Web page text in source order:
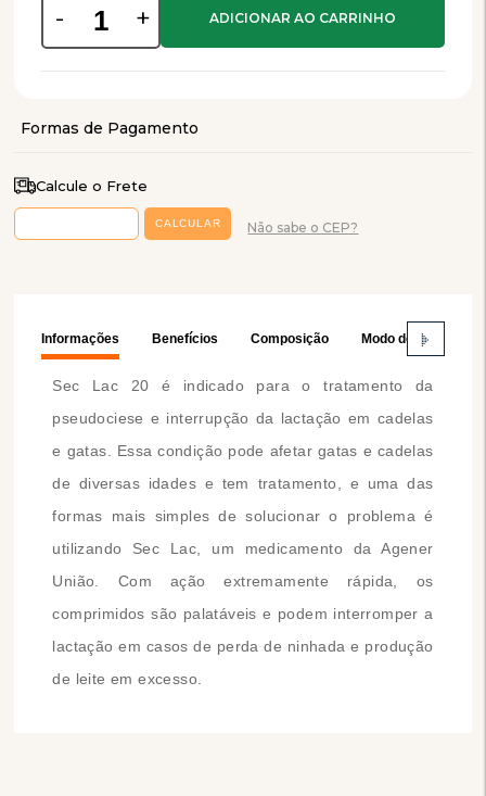
- +
Calcule o Frete
Não sabe o CEP?
Informações Benefícios Composição Modo de Usar
Sec Lac 20 é indicado para o tratamento da
pseudociese e interrupção da lactação em cadelas
e gatas. Essa condição pode afetar gatas e cadelas
de diversas idades e tem tratamento, e uma das
formas mais simples de solucionar o problema é
utilizando Sec Lac, um medicamento da Agener
União. Com ação extremamente rápida, os
comprimidos são palatáveis e podem interromper a
lactação em casos de perda de ninhada e produção
de leite em excesso.